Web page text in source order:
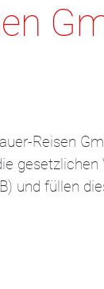
Reisen
und füllen